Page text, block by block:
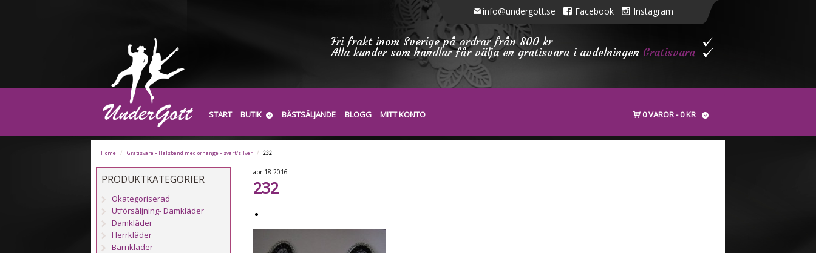
info@undergott.se Facebook Instagram
Fri frakt inom Sverige på ordrar från 800 kr
Alla kunder som handlar får välja en gratisvara i avdelningen Gratisvara
START BUTIK BÄSTSÄLJANDE BLOGG MITT KONTO 0 VAROR 0 KR
Home / Gratisvara – Halsband med örhänge – svart/silver / 232
apr 18 2016
232
PRODUKTKATEGORIER
Okategoriserad
Utförsäljning- Damkläder
Damkläder
Herrkläder
Barnkläder